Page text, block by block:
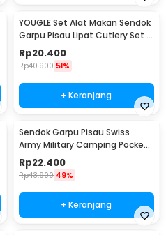
YOUGLE Set Alat Makan Sendok
Garpu Pisau Lipat Cutlery Set 3
PCS - A009
Rp20.400
Rp40.900 51%
+ Keranjang
Sendok Garpu Pisau Swiss
Army Military Camping Pocket
Knife EDC 4 in 1 - A011
Rp22.400
Rp43.900 49%
+ Keranjang